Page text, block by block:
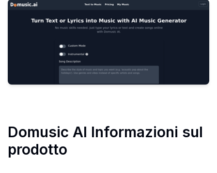
Domusic AI Informazioni sul
prodotto